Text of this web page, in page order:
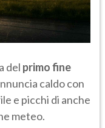
del primo fine
caldo con
e picchi di anche
meteo.